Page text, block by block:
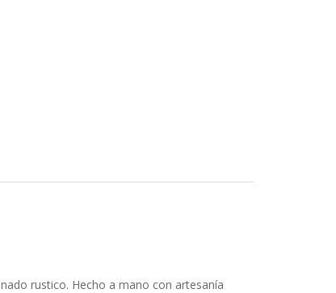
rustico. Hecho a mano con artesanía